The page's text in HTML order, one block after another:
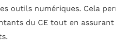
outils numériques. Cela
du CE tout en